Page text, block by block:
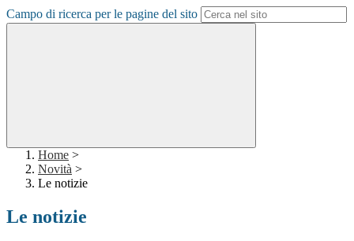
Campo di ricerca per le pagine del sito
Home >
Novità >
Le notizie
Le notizie